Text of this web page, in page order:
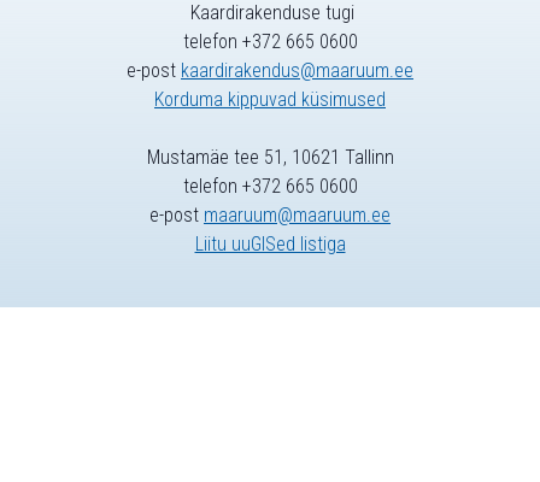
Kaardirakenduse tugi
telefon +372 665 0600
e-post kaardirakendus@maaruum.ee
Korduma kippuvad küsimused
Mustamäe tee 51, 10621 Tallinn
telefon +372 665 0600
e-post maaruum@maaruum.ee
Liitu uuGISed listiga